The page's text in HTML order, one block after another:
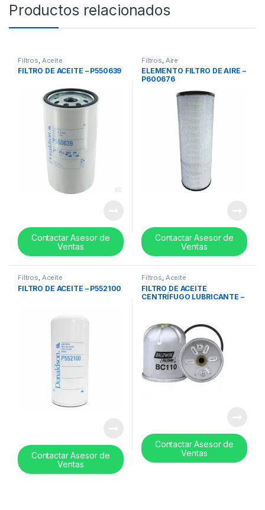
Productos relacionados
Filtros Aceite
FILTRO DE ACEITE – P550639
Contactar Asesor de
Ventas
Filtros Aire
ELEMENTO FILTRO DE AIRE –
P600676
Contactar Asesor de
Ventas
Filtros, Aceite
FILTRO DE ACEITE – P552100
Contactar Asesor de
Ventas
Filtros, Aceite
FILTRO DE ACEITE
CENTRÍFUGO LUBRICANTE –
Contactar Asesor de
Ventas